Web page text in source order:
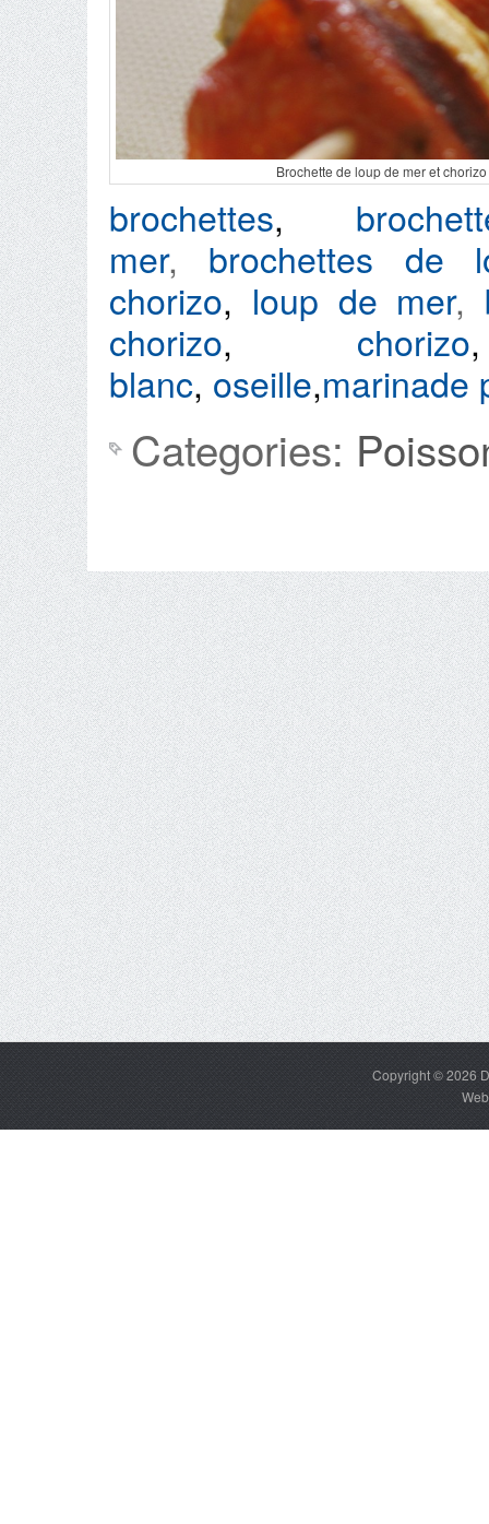
Brochette de loup de mer et chorizo
brochettes,
mer, brochettes de
chorizo, loup de mer,
chorizo, chorizo
blanc, oseille,marinade
Categories:
Copyright © 2026